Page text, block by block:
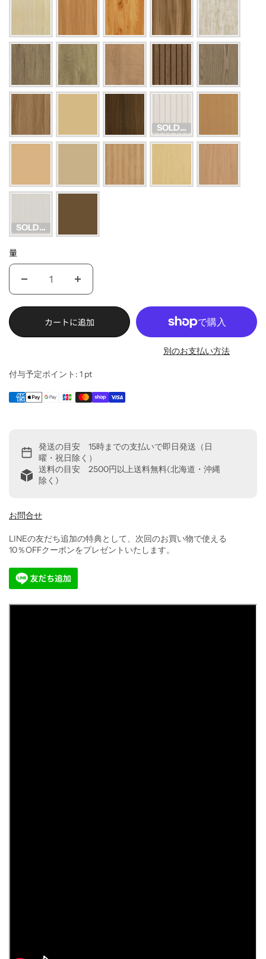
SOLD OUT
SOLD OUT
量
カートに追加
別のお支払い方法
付与予定ポイント: 1 pt
発送の目安 15時までの支払いで即日発送（日
曜・祝日除く）
送料の目安 2500円以上送料無料(北海道・沖縄
除く)
お問合せ
LINEの友だち追加の特典として、次回のお買い物で使える
10％OFFクーポンをプレゼントいたします。